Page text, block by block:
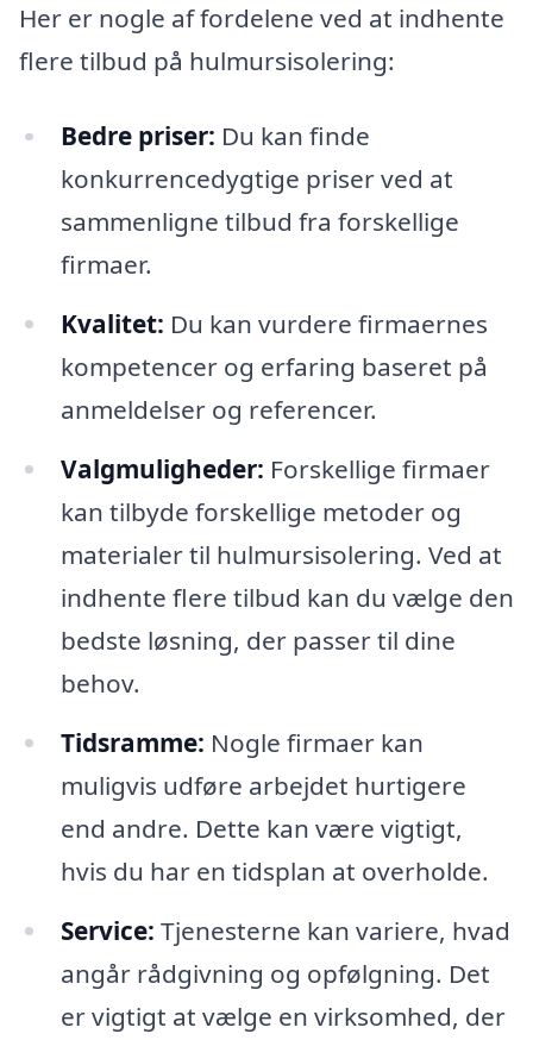
Her er nogle af fordelene ved at indhente
flere tilbud på hulmursisolering:
Bedre priser: Du kan finde
konkurrencedygtige priser ved at
sammenligne tilbud fra forskellige
firmaer.
Kvalitet: Du kan vurdere firmaernes
kompetencer og erfaring baseret på
anmeldelser og referencer.
Valgmuligheder: Forskellige firmaer
kan tilbyde forskellige metoder og
materialer til hulmursisolering. Ved at
indhente flere tilbud kan du vælge den
bedste løsning, der passer til dine
behov.
Tidsramme: Nogle firmaer kan
muligvis udføre arbejdet hurtigere
end andre. Dette kan være vigtigt,
hvis du har en tidsplan at overholde.
Service: Tjenesterne kan variere, hvad
angår rådgivning og opfølgning. Det
er vigtigt at vælge en virksomhed, der